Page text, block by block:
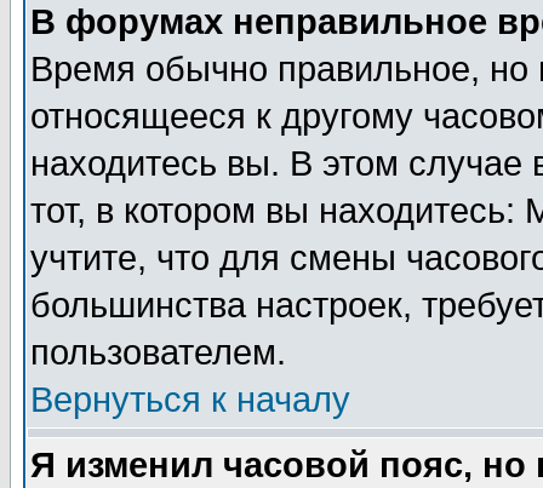
В форумах неправильное
Время обычно правильное,
относящееся к другому
находитесь вы. В этом
тот, в котором вы
учтите, что для смены
большинства настроек,
пользователем.
Вернуться к началу
Я изменил часовой пояс,